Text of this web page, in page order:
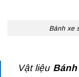
Bánh xe
Vật liệu